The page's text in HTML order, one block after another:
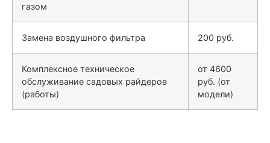
газом
Замена воздушного фильтра 200 руб.
Комплексное техническое
обслуживание садовых райдеров
(работы)
от 4600
руб. (от
модели)